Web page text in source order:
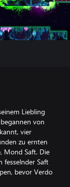
Liebling
von
vier
zu ernten
Mond Saft. Die
fesselnder Saft
bevor Verdo